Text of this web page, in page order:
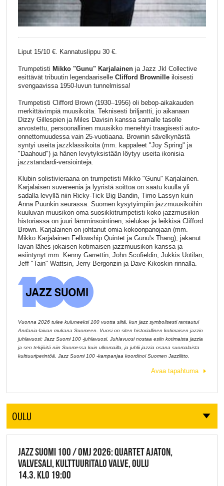
Liput 15/10 €. Kannatuslippu 30 €.
Trumpetisti Mikko "Gunu" Karjalainenja Jazz Jkl Collective
esittävät tribuutin legendaariselle Clifford Brownilleiloisesti
svengaavissa 1950-luvun tunnelmissa!
Trumpetisti Clifford Brown (1930–1956) oli bebop-aikakauden
merkittävimpiä muusikoita. Teknisesti briljantti, jo aikanaan
Dizzy Gillespien ja Miles Davisin kanssa samalle tasolle
arvostettu, persoonallinen muusikko menehtyi traagisesti auto-
onnettomuudessa vain 25-vuotiaana. Brownin sävelkynästä
syntyi useita jazzklassikoita (mm. kappaleet "Joy Spring" ja
"Daahoud") ja hänen levytyksistään löytyy useita ikonisia
jazzstandardi-versiointeja.
Klubin solistivieraana on trumpetisti Mikko "Gunu" Karjalainen.
Karjalaisen suvereenia ja lyyristä soittoa on saatu kuulla yli
sadalla levyllä niin Ricky-Tick Big Bandin, Timo Lassyn kuin
Anna Puunkin seurassa. Suomen kysytyimpiin jazzmuusikoihin
kuuluvan muusikon oma suosikkitrumpetisti koko jazzmusiikin
historiassa on juuri lämminsointinen, sielukas ja leikkisä Clifford
Brown. Karjalainen on johtanut omia kokoonpanojaan (mm.
Mikko Karjalainen Fellowship Quintet ja Gunu's Thang), jakanut
lavan lähes jokaisen kotimaisen jazzmuusikon kanssa ja
esiintynyt mm. Kenny Garrettin, John Scofieldin, Jukkis Uotilan,
Jeff "Tain" Wattsin, Jerry Bergonzin ja Dave Kikoskin rinnalla.
Vuonna 2026 tulee kuluneeksi 100 vuotta siitä, kun jazz symbolisesti rantautui
Andania-laivan mukana Suomeen. Vuosi on siten historiallinen kotimaisen jazzin
juhlavuosi: Jazz Suomi 100 -juhlavuosi. Juhlavuosi nostaa esiin kotimaista jazzia
ja sen tekijöitä niin Suomessa kuin ulkomailla, ja juhlii jazzia osana suomalaista
kulttuuriperintöä. Jazz Suomi 100 -kampanjaa koordinoi Suomen Jazzliitto.
Avaa tapahtuma
OULU
JAZZ SUOMI 100 / OMJ 2026: QUARTET AJATON,
VALVESALI, KULTTUURITALO VALVE, OULU
14.3. KLO 19:00